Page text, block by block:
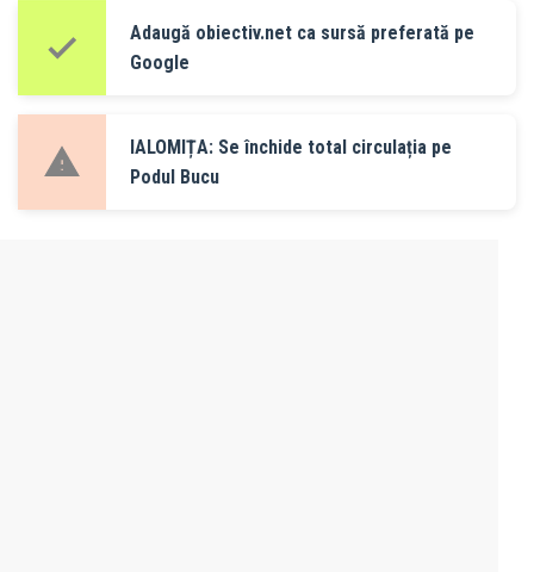
Adaugă obiectiv.net ca sursă preferată pe
Google
IALOMIȚA: Se închide total circulația pe
Podul Bucu